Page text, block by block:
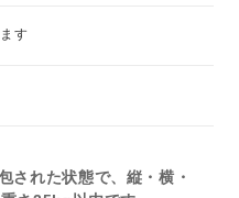
す
された状態で、縦・横・